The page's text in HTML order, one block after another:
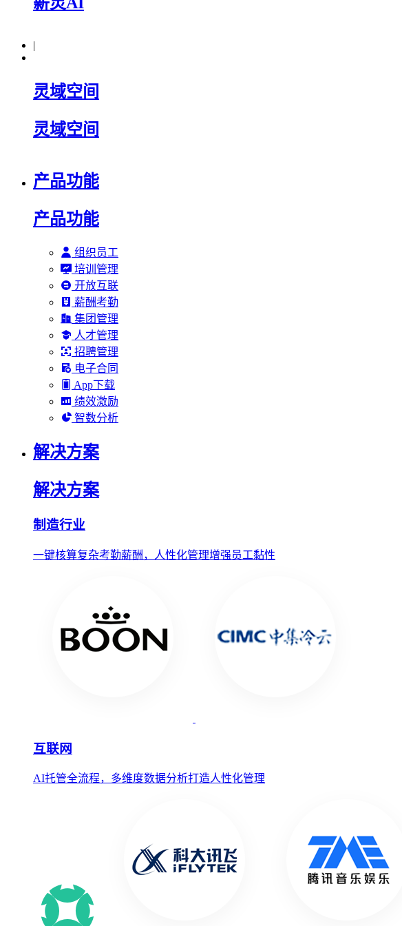
|
灵域空间
灵域空间
产品功能
产品功能
组织员工
培训管理
开放互联
薪酬考勤
集团管理
人才管理
招聘管理
电子合同
App下载
绩效激励
智数分析
解决方案
解决方案
制造行业
一键核算复杂考勤薪酬，人性化管理增强员工黏性
互联网
AI托管全流程，多维度数据分析打造人性化管理